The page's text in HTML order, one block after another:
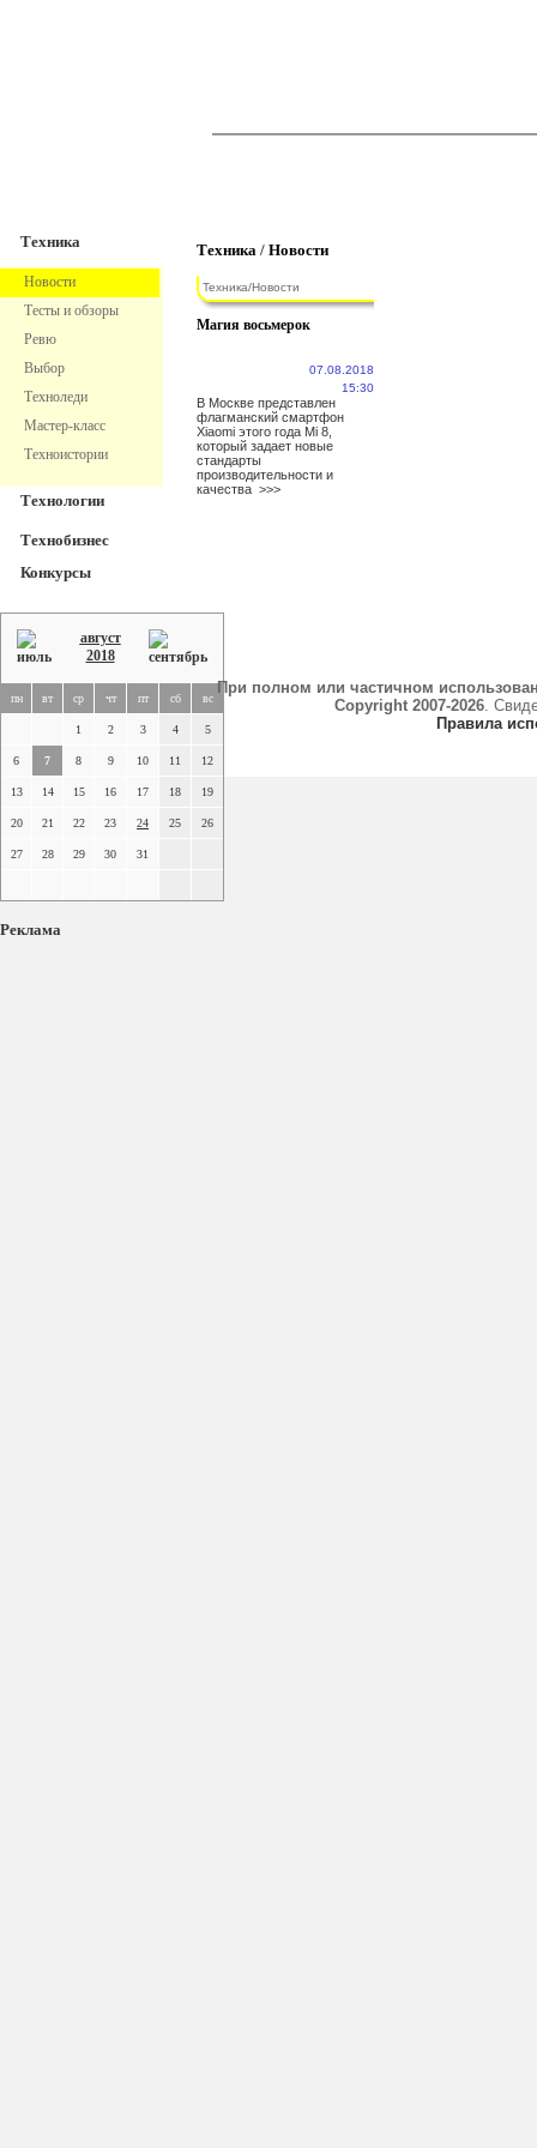
Техника
Новости
Тесты и обзоры
Ревю
Выбор
Техноледи
Мастер-класс
Техноистории
Технологии
Технобизнес
Конкурсы
август
2018
пн вт ср чт пт сб вс
1 2 3 4 5
6 7 8 9 10 11 12
13 14 15 16 17 18 19
20 21 22 23 24 25 26
27 28 29 30 31
Реклама
Техника / Новости
Техника/Новости
Магия восьмерок
07.08.2018
15:30
В Москве представлен
флагманский смартфон
Xiaomi этого года Mi 8,
который задает новые
стандарты
производительности и
качества >>>
При полном или частичном
Copyright 2007-2026.
Правила